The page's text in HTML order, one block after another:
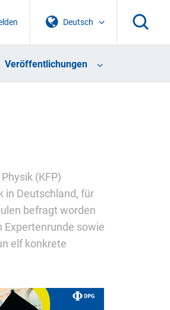
Deutsch
Veröffentlichungen
(KFP)
in Deutschland, für
befragt worden
Expertenrunde sowie
elf konkrete